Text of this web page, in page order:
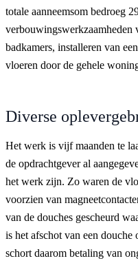
totale aanneemsom bedroeg
verbouwingswerkzaamheden
badkamers, installeren van
vloeren door de gehele
Diverse
Het werk is vijf maanden te
de opdrachtgever al
het werk zijn. Zo waren de
voorzien van
van de douches gescheurd
is het afschot van een
schort daarom betaling van